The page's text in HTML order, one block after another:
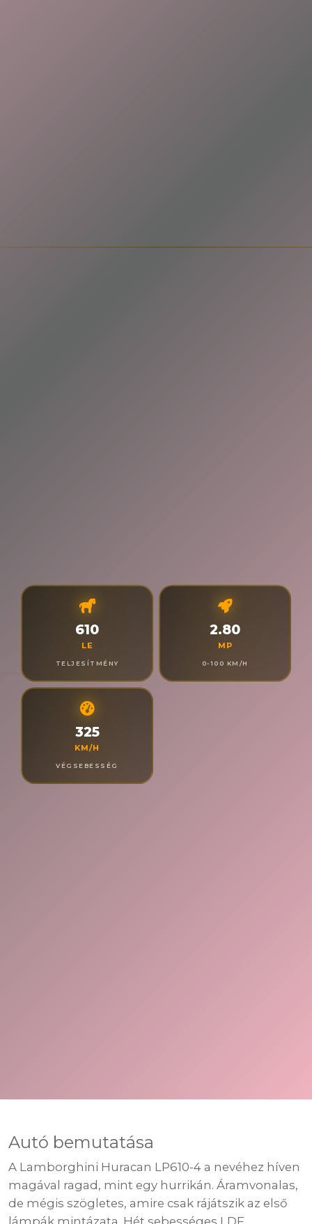
610
LE
TELJESÍTMÉNY
2.80
MP
0-100 KM/H
325
KM/H
VÉGSEBESSÉG
Autó bemutatása
A Lamborghini Huracan LP610-4 a nevéhez híven
magával ragad, mint egy hurrikán. Áramvonalas,
de mégis szögletes, amire csak rájátszik az első
lámpák mintázata. Hét sebességes LDF